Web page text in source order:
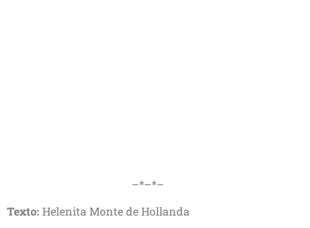
–*–*–
Texto: Helenita Monte de Hollanda